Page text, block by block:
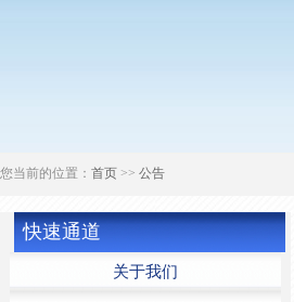
您当前的位置： 首页 >> 公告
快速通道
关于我们